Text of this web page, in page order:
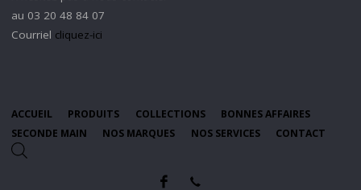
au 03 20 48 84 07
Courriel cliquez-ici
ACCUEIL PRODUITS COLLECTIONS
BONNES AFFAIRES
SECONDE MAIN
NOS MARQUES NOS SERVICES CONTACT